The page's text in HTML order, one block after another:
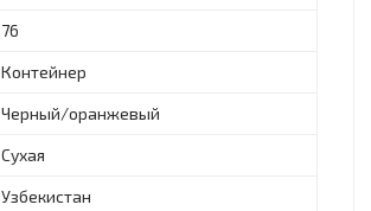
76
Контейнер
Черный/оранжевый
Сухая
Узбекистан